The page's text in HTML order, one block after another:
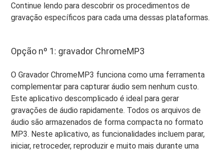
Continue lendo para descobrir os procedimentos de
gravação específicos para cada uma dessas plataformas.
Opção nº 1: gravador ChromeMP3
O Gravador ChromeMP3 funciona como uma ferramenta
complementar para capturar áudio sem nenhum custo.
Este aplicativo descomplicado é ideal para gerar
gravações de áudio rapidamente. Todos os arquivos de
áudio são armazenados de forma compacta no formato
MP3. Neste aplicativo, as funcionalidades incluem parar,
iniciar, retroceder, reproduzir e muito mais durante uma